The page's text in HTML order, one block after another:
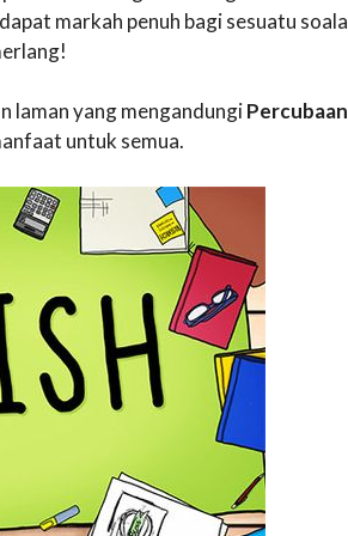
markah penuh bagi sesuatu
laman yang mengandungi
untuk semua.